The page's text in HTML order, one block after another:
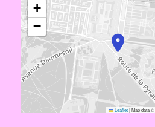
+
−
Leaflet|Map data ©